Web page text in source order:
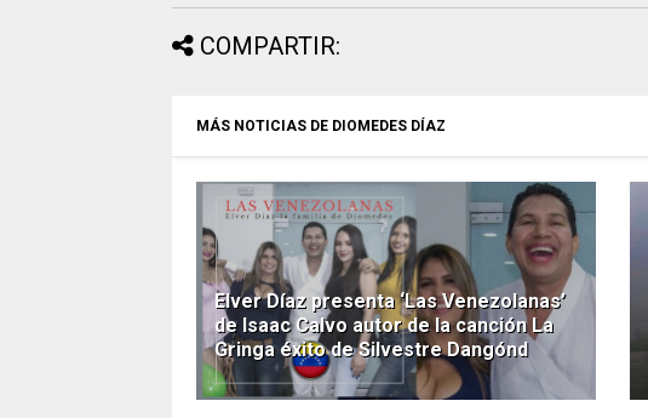
COMPARTIR:
MÁS NOTICIAS DE DIOMEDES DÍAZ
Elver Díaz presenta ‘Las Venezolanas’
de Isaac Calvo autor de la canción La
Gringa éxito de Silvestre Dangónd